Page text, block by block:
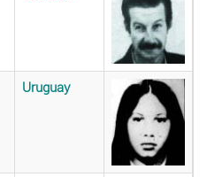
Uruguay